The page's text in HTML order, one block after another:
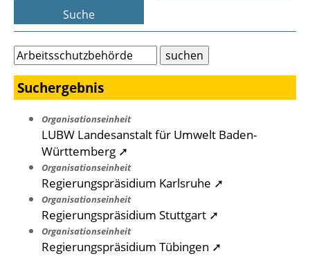
Suche
Suchergebnis
Organisationseinheit
LUBW Landesanstalt für Umwelt Baden-
Württemberg ➚
Organisationseinheit
Regierungspräsidium Karlsruhe ➚
Organisationseinheit
Regierungspräsidium Stuttgart ➚
Organisationseinheit
Regierungspräsidium Tübingen ➚